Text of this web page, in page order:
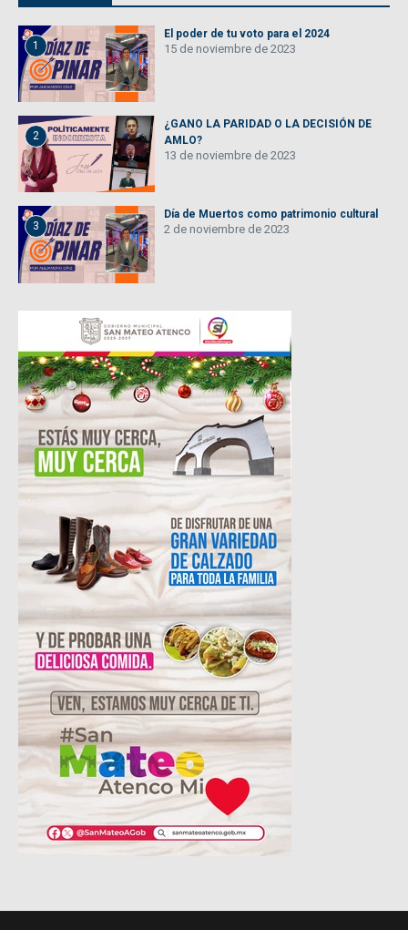
1
El poder de tu voto para el 2024
15 de noviembre de 2023
2
¿GANO LA PARIDAD O LA DECISIÓN DE
AMLO?
13 de noviembre de 2023
3
Día de Muertos como patrimonio cultural
2 de noviembre de 2023